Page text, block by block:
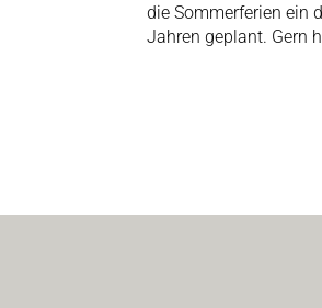
die Sommerferien ein
Jahren geplant. Gern